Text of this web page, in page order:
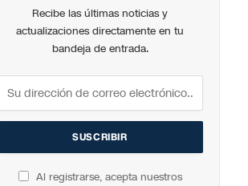
Recibe las últimas noticias y
actualizaciones directamente en tu
bandeja de entrada.
Al registrarse, acepta nuestros